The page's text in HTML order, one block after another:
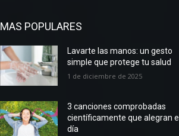
MAS POPULARES
Lavarte las manos: un gesto
simple que protege tu salud
1 de diciembre de 2025
3 canciones comprobadas
científicamente que alegran el
día